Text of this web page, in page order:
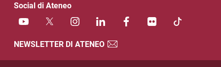
Social di Ateneo
NEWSLETTER DI ATENEO